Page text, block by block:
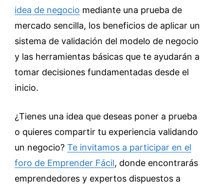
idea de negocio mediante una prueba de
mercado sencilla, los beneficios de aplicar un
sistema de validación del modelo de negocio
y las herramientas básicas que te ayudarán a
tomar decisiones fundamentadas desde el
inicio.
¿Tienes una idea que deseas poner a prueba
o quieres compartir tu experiencia validando
un negocio? Te invitamos a participar en el
foro de Emprender Fácil, donde encontrarás
emprendedores y expertos dispuestos a